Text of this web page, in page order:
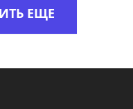
ЕЩЕ